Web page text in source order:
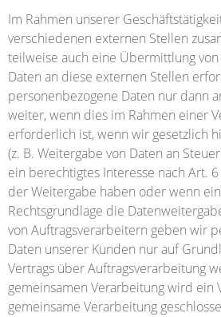
Im Rahmen unserer
verschiedenen externen Stellen
teilweise auch eine Übermittlung
Daten an diese externen Stellen
personenbezogene Daten nur dann
weiter, wenn dies im Rahmen einer
erforderlich ist, wenn wir gesetzlich
(z. B. Weitergabe von Daten an
ein berechtigtes Interesse nach Art. 6
der Weitergabe haben oder wenn
Rechtsgrundlage die
von Auftragsverarbeitern geben wir
Daten unserer Kunden nur auf
Vertrags über Auftragsverarbeitung
gemeinsamen Verarbeitung wird ein
gemeinsame Verarbeitung